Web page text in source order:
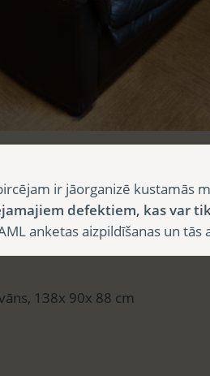
138x 90x 88 cm
ir jāorganizē kustamās
defektiem, kas var
anketas aizpildīšanas un tās